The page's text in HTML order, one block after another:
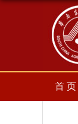
首 页